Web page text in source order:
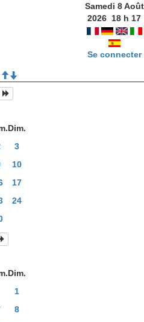
Samedi 8 Août
2026 18 h 17
Se connecter
Dim.
3
10
17
24
Dim.
1
8